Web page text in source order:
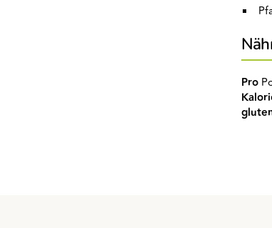
Pro